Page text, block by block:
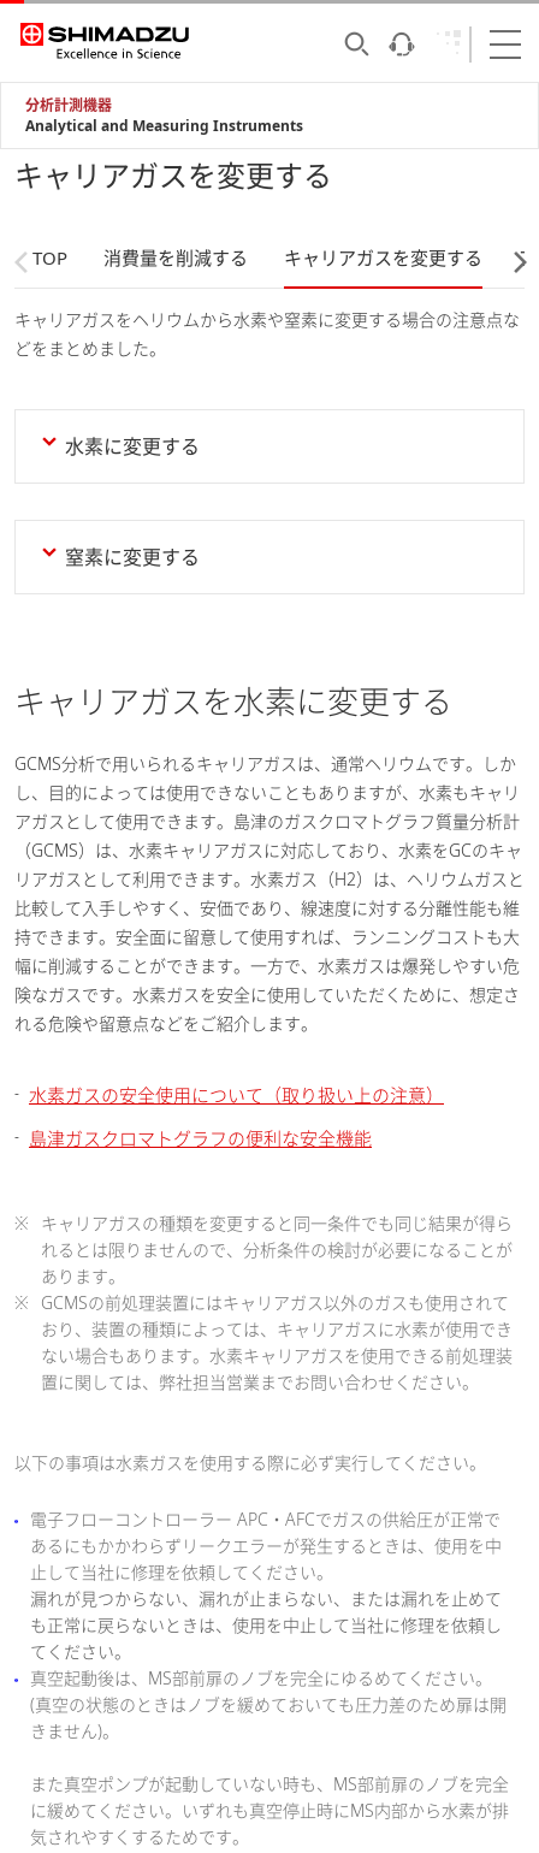
分析計測機器
Analytical and Measuring Instruments
キャリアガスを変更する
TOP 消費量を削減する キャリアガスを変更する
キャリアガスをヘリウムから水素や窒素に変更する場合の注意点な
どをまとめました。
水素に変更する
窒素に変更する
キャリアガスを水素に変更する
GCMS分析で用いられるキャリアガスは、通常ヘリウムです。しか
し、目的によっては使用できないこともありますが、水素もキャリ
アガスとして使用できます。島津のガスクロマトグラフ質量分析計
（GCMS）は、水素キャリアガスに対応しており、水素をGCのキャ
リアガスとして利用できます。水素ガス（H2）は、ヘリウムガスと
比較して入手しやすく、安価であり、線速度に対する分離性能も維
持できます。安全面に留意して使用すれば、ランニングコストも大
幅に削減することができます。一方で、水素ガスは爆発しやすい危
険なガスです。水素ガスを安全に使用していただくために、想定さ
れる危険や留意点などをご紹介します。
水素ガスの安全使用について（取り扱い上の注意）
島津ガスクロマトグラフの便利な安全機能
※
キャリアガスの種類を変更すると同一条件でも同じ結果が得ら
れるとは限りませんので、分析条件の検討が必要になることが
あります。
※
GCMSの前処理装置にはキャリアガス以外のガスも使用されて
おり、装置の種類によっては、キャリアガスに水素が使用でき
ない場合もあります。水素キャリアガスを使用できる前処理装
置に関しては、弊社担当営業までお問い合わせください。
以下の事項は水素ガスを使用する際に必ず実行してください。
電子フローコントローラー APC・AFCでガスの供給圧が正常で
あるにもかかわらずリークエラーが発生するときは、使用を中
止して当社に修理を依頼してください。
漏れが見つからない、漏れが止まらない、または漏れを止めて
も正常に戻らないときは、使用を中止して当社に修理を依頼し
てください。
真空起動後は、MS部前扉のノブを完全にゆるめてください。
(真空の状態のときはノブを緩めておいても圧力差のため扉は開
きません)。
また真空ポンプが起動していない時も、MS部前扉のノブを完全
に緩めてください。いずれも真空停止時にMS内部から水素が排
気されやすくするためです。